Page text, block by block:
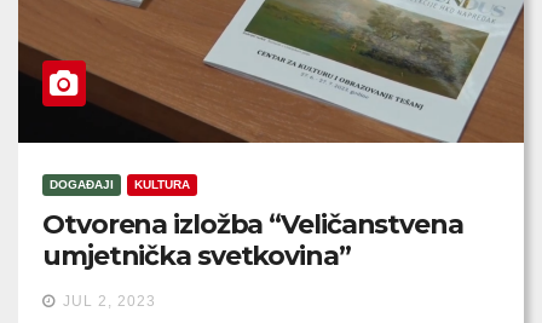
DOGAĐAJI KULTURA
Otvorena izložba “Veličanstvena
umjetnička svetkovina”
JUL 2, 2023